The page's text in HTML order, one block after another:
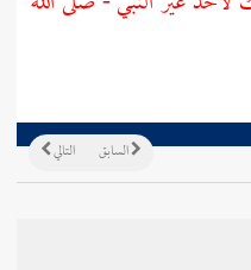
التالي السابق